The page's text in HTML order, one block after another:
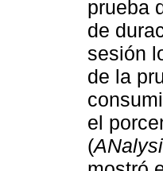
prueba
de
sesión
de la
el
(